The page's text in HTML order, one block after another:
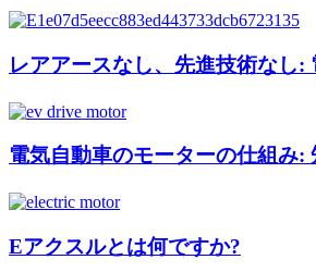
レアアースなし、先進技術なし
電気自動車のモーターの仕組み:
Eアクスルとは何ですか?